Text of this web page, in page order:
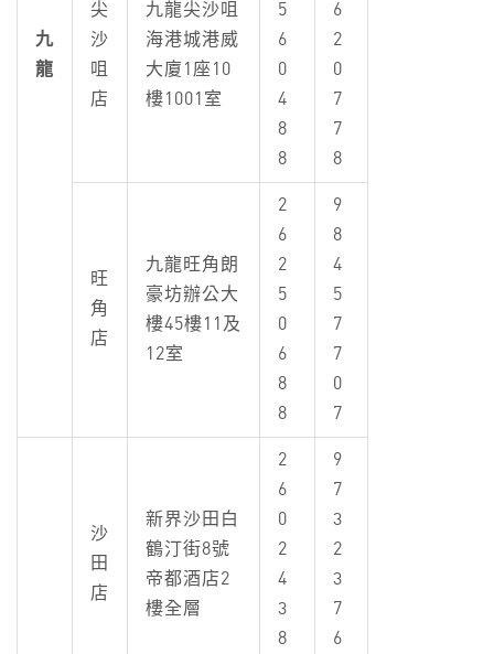
九
龍
尖
沙
咀
店
九龍尖沙咀
海港城港威
大廈1座10
樓1001室
5
6
0
4
8
8
6
2
0
7
7
8
旺
角
店
九龍旺角朗
豪坊辦公大
樓45樓11及
12室
2
6
2
5
0
6
8
8
9
8
4
5
7
7
0
7
沙
田
店
新界沙田白
鶴汀街8號
帝都酒店2
樓全層
2
6
0
2
4
3
8
9
7
3
2
3
7
6